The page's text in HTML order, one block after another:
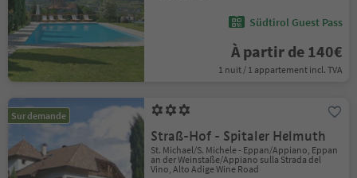
Südtirol Guest Pass
À partir de 140€
1 nuit / 1 appartement incl. TVA
Sur demande
Straß-Hof - Spitaler Helmuth
St. Michael/S. Michele - Eppan/Appiano, Eppan
an der Weinstaße/Appiano sulla Strada del
Vino, Alto Adige Wine Road